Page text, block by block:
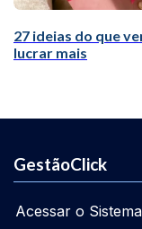
27 ideias do que
lucrar mais
GestãoClick
Acessar o Sistema